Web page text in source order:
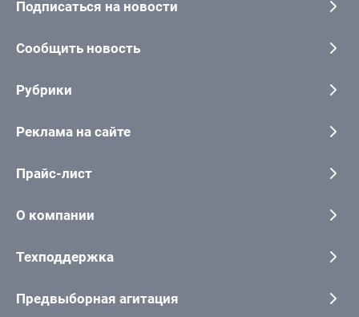
Подписаться на новости
Сообщить новость
Рубрики
Реклама на сайте
Прайс-лист
О компании
Техподдержка
Предвыборная агитация